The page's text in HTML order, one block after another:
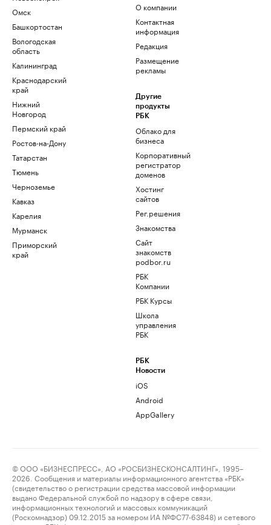
Омск
Башкортостан
Вологодская
область
Калининград
Краснодарский
край
Нижний
Новгород
Пермский край
Ростов-на-Дону
Татарстан
Тюмень
Черноземье
Кавказ
Карелия
Мурманск
Приморский
край
О компании
Контактная
информация
Редакция
Размещение
рекламы
Другие
продукты
РБК
Облако для
бизнеса
Корпоративный
регистратор
доменов
Хостинг
сайтов
Рег.решения
Знакомства
Сайт
знакомств
podbor.ru
РБК
Компании
РБК Курсы
Школа
управления
РБК
РБК
Новости
iOS
Android
AppGallery
© ООО «БИЗНЕСПРЕСС», АО «РОСБИЗНЕСКОНСАЛТИНГ», 1995–
2026. Сообщения и материалы информационного агентства «РБК»
(свидетельство о регистрации средства массовой информации
выдано Федеральной службой по надзору в сфере связи,
информационных технологий и массовых коммуникаций
(Роскомнадзор) 09.12.2015 за номером ИА №ФС77-63848) и сетевого